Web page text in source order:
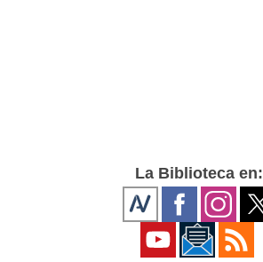
La Biblioteca en: